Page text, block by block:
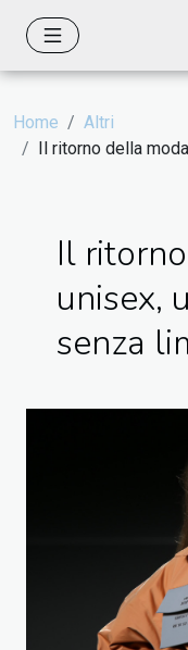
Home
Altri
Il ritorno della
Il
unisex,
senza